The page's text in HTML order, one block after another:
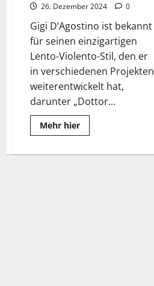
26. Dezember 2024 0
Gigi D’Agostino ist bekannt
für seinen einzigartigen
Lento-Violento-Stil, den er
in verschiedenen Projekten
weiterentwickelt hat,
darunter „Dottor...
Mehr hierRead
more
D’Agostino: